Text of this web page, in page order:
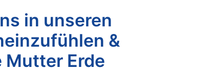
in unseren
&
Mutter Erde